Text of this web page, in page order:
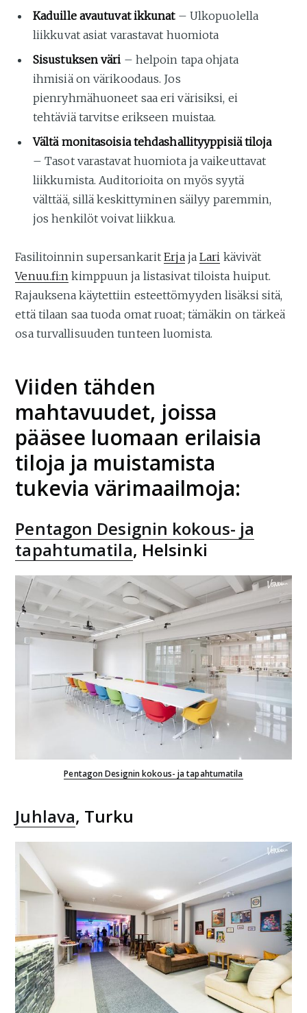
Kaduille avautuvat ikkunat – Ulkopuolella
liikkuvat asiat varastavat huomiota
Sisustuksen väri – helpoin tapa ohjata
ihmisiä on värikoodaus. Jos
pienryhmähuoneet saa eri värisiksi, ei
tehtäviä tarvitse erikseen muistaa.
Vältä monitasoisia tehdashallityyppisiä tiloja
– Tasot varastavat huomiota ja vaikeuttavat
liikkumista. Auditorioita on myös syytä
välttää, sillä keskittyminen säilyy paremmin,
jos henkilöt voivat liikkua.
Fasilitoinnin supersankaritErjajaLari kävivät
Venuu.fi:n kimppuun ja listasivat tiloista huiput.
Rajauksena käytettiin esteettömyyden lisäksi sitä,
että tilaan saa tuoda omat ruoat; tämäkin on tärkeä
osa turvallisuuden tunteen luomista.
Viiden tähden
mahtavuudet, joissa
pääsee luomaan erilaisia
tiloja ja muistamista
tukevia värimaailmoja:
Pentagon Designin kokous- ja
tapahtumatila, Helsinki
Pentagon Designin kokous- ja tapahtumatila
Juhlava, Turku